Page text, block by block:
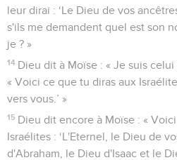
leur dirai : ‘Le Dieu de vos
s'ils me demandent quel est son
je ? »
14 Dieu dit à Moïse : « Je suis
« Voici ce que tu diras aux
vers vous.’ »
15 Dieu dit encore à Moïse : «
Israélites : ‘L'Eternel, le Dieu de
d'Abraham, le Dieu d'Isaac et le